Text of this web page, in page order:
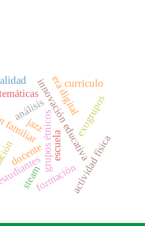
innovación educativa
grupos étnicos exogrupos
análisis
actividad física
steam
era digital
escuela
currículo
formación
docente
jazz